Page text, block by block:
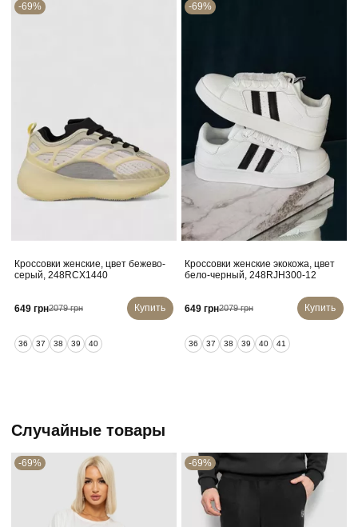
-69%
Кроссовки женские, цвет бежево-
серый, 248RCX1440
649 грн2079 грн Купить
36 37 38 39 40
-69%
Кроссовки женские экокожа, цвет
бело-черный, 248RJH300-12
649 грн2079 грн Купить
36 37 38 39 40 41
Случайные товары
-69% -69%